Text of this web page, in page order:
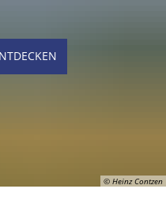
© Heinz Contzen